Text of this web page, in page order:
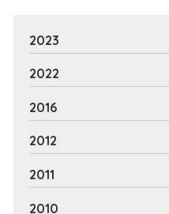
2023
2022
2016
2012
2011
2010